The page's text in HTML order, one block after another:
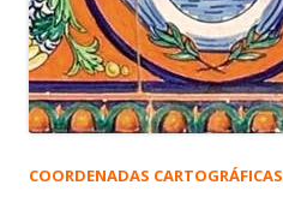
COORDENADAS CARTOGRÁFICAS